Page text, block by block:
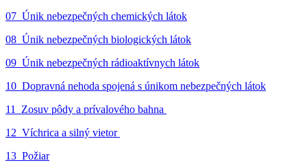
07_Únik nebezpečných chemických látok
08_Únik nebezpečných biologických látok
09_Únik nebezpečných rádioaktívnych látok
10_Dopravná nehoda spojená s únikom nebezpečných látok
11_Zosuv pôdy a prívalového bahna
12_Víchrica a silný vietor
13_Požiar